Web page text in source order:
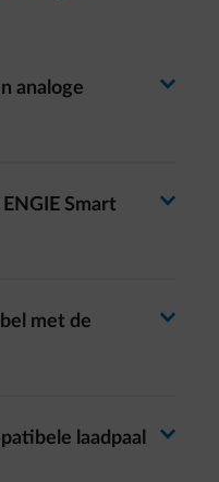
analoge
arrow-right
Smart
arrow-right
met de
arrow-right
laadpaal
arrow-right